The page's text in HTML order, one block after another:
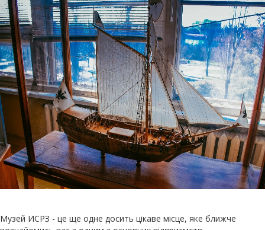
Музей ИСРЗ - це ще одне досить цікаве місце, яке ближче